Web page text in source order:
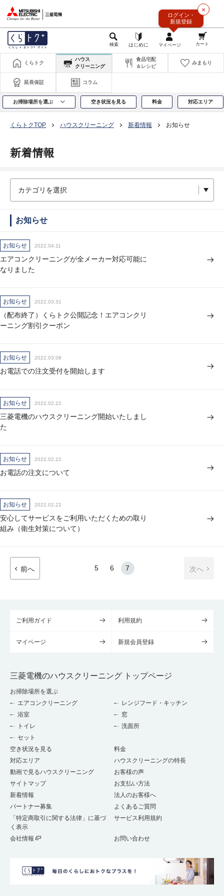
×
ログイン・
新規登録
くらトク
ハウス
クリーニング
食品宅配
＆レシピ
みまもり
延長保証 コラム
お掃除場所を選ぶ 空き状況を見る 料金 対応エリア
くらトクTOP ハウスクリーニング 新着情報 お知らせ
新着情報
お知らせ
お知らせ 2022.04.11
エアコンクリーニングが全メーカー対応可能に
なりました
お知らせ 2022.03.31
（配布終了）くらトク公開記念！エアコンクリ
ーニング割引クーポン
お知らせ 2022.03.08
お電話での注文受付を開始します
お知らせ 2022.02.22
三菱電機のハウスクリーニング開始いたしまし
た
お知らせ 2022.02.22
お電話の注文について
お知らせ 2022.02.22
安心してサービスをご利用いただくための取り
組み（衛生対策について）
前へ 5 6 7 次へ
ご利用ガイド 利用規約
マイページ 新規会員登録
三菱電機のハウスクリーニング トップページ
お掃除場所を選ぶ
エアコンクリーニング
レンジフード・キッチン
浴室
窓
トイレ
洗面所
セット
空き状況を見る
料金
対応エリア
ハウスクリーニングの特長
動画で見るハウスクリーニング
お客様の声
サイトマップ
お支払い方法
新着情報
法人のお客様へ
パートナー募集
よくあるご質問
「特定商取引に関する法律」に基づ
く表示
サービス利用規約
会社情報 お問い合わせ